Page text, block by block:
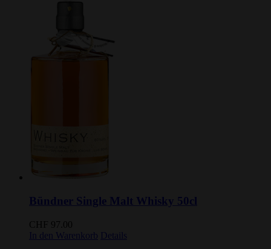
Bündner Single Malt Whisky 50cl
CHF
97.00
In den Warenkorb Details